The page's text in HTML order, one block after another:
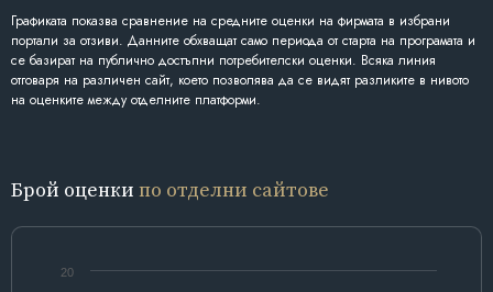
Графиката показва сравнение на средните оценки на фирмата в избрани
портали за отзиви. Данните обхващат само периода от старта на програмата и
се базират на публично достъпни потребителски оценки. Всяка линия
отговаря на различен сайт, което позволява да се видят разликите в нивото
на оценките между отделните платформи.
Брой оценки по отделни сайтове
20